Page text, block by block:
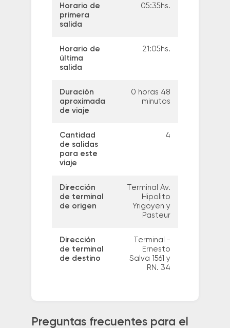
Horario de
primera
salida
05:35hs.
Horario de
última
salida
21:05hs.
Duración
aproximada
de viaje
0 horas 48
minutos
Cantidad
de salidas
para este
viaje
4
Dirección
de terminal
de origen
Terminal Av.
Hipolito
Yrigoyen y
Pasteur
Dirección
de terminal
de destino
Terminal -
Ernesto
Salva 1561 y
RN. 34
Preguntas frecuentes para el